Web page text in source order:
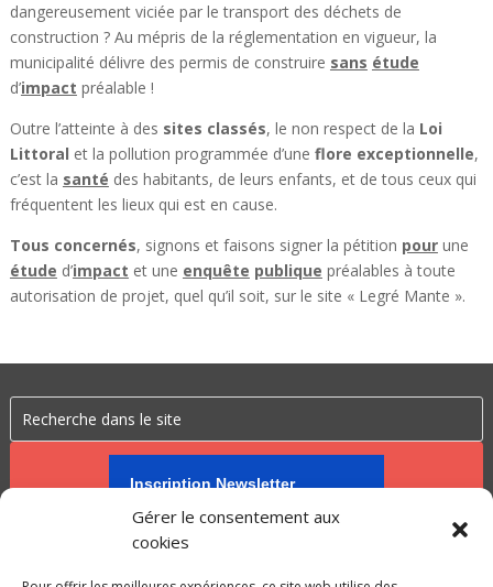
Gérer le consentement aux
cookies
dangereusement viciée par le transport des déchets de
construction ? Au mépris de la réglementation en vigueur, la
municipalité délivre des permis de construire sans étude
d’impact préalable !
Outre l’atteinte à des sites classés, le non respect de la Loi
Littoral et la pollution programmée d’une flore exceptionnelle,
c’est la santé des habitants, de leurs enfants, et de tous ceux qui
fréquentent les lieux qui est en cause.
Tous concernés, signons et faisons signer la pétition pourune
étude d’impact et une enquête publique préalables à toute
autorisation de projet, quel qu’il soit, sur le site « Legré Mante ».
Inscription Newsletter